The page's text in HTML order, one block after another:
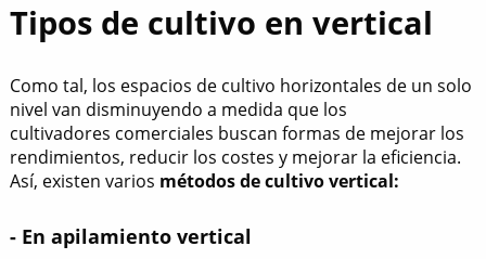
Tipos de cultivo en vertical
Como tal, los espacios de cultivo horizontales de un solo
nivel van disminuyendo a medida que los
cultivadores comerciales buscan formas de mejorar los
rendimientos, reducir los costes y mejorar la eficiencia.
Así, existen varios métodos de cultivo vertical:
- En apilamiento vertical